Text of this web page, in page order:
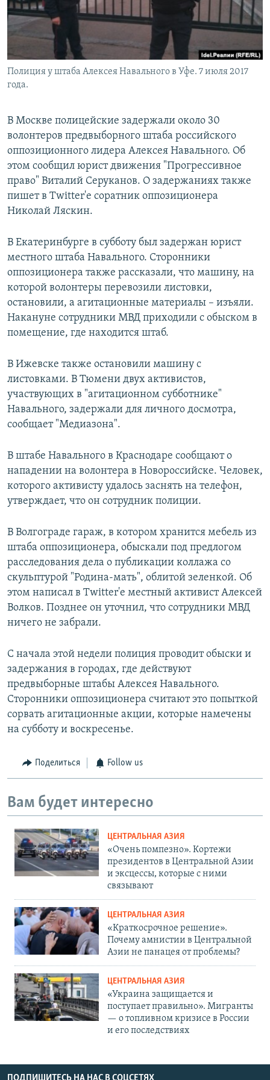
Полиция у штаба Алексея Навального в Уфе. 7 июля 2017
года.
В Москве полицейские задержали около 30
волонтеров предвыборного штаба российского
оппозиционного лидера Алексея Навального. Об
этом сообщил юрист движения "Прогрессивное
право" Виталий Серуканов. О задержаниях также
пишет в Twitter'е соратник оппозиционера
Николай Ляскин.
В Екатеринбурге в субботу был задержан юрист
местного штаба Навального. Сторонники
оппозиционера также рассказали, что машину, на
которой волонтеры перевозили листовки,
остановили, а агитационные материалы – изъяли.
Накануне сотрудники МВД приходили с обыском в
помещение, где находится штаб.
В Ижевске также остановили машину с
листовками. В Тюмени двух активистов,
участвующих в "агитационном субботнике"
Навального, задержали для личного досмотра,
сообщает "Медиазона".
В штабе Навального в Краснодаре сообщают о
нападении на волонтера в Новороссийске. Человек,
которого активисту удалось заснять на телефон,
утверждает, что он сотрудник полиции.
В Волгограде гараж, в котором хранится мебель из
штаба оппозиционера, обыскали под предлогом
расследования дела о публикации коллажа со
скульптурой "Родина-мать", облитой зеленкой. Об
этом написал в Twitter'е местный активист Алексей
Волков. Позднее он уточнил, что сотрудники МВД
ничего не забрали.
С начала этой недели полиция проводит обыски и
задержания в городах, где действуют
предвыборные штабы Алексея Навального.
Сторонники оппозиционера считают это попыткой
сорвать агитационные акции, которые намечены
на субботу и воскресенье.
Поделиться Follow us
Вам будет интересно
ЦЕНТРАЛЬНАЯ АЗИЯ
«Очень помпезно». Кортежи
президентов в Центральной Азии
и эксцессы, которые с ними
связывают
ЦЕНТРАЛЬНАЯ АЗИЯ
«Краткосрочное решение».
Почему амнистии в Центральной
Азии не панацея от проблемы?
ЦЕНТРАЛЬНАЯ АЗИЯ
«Украина защищается и
поступает правильно». Мигранты
— о топливном кризисе в России
и его последствиях